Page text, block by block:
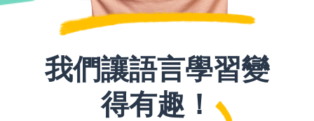
我們讓語言學習變
得有趣！